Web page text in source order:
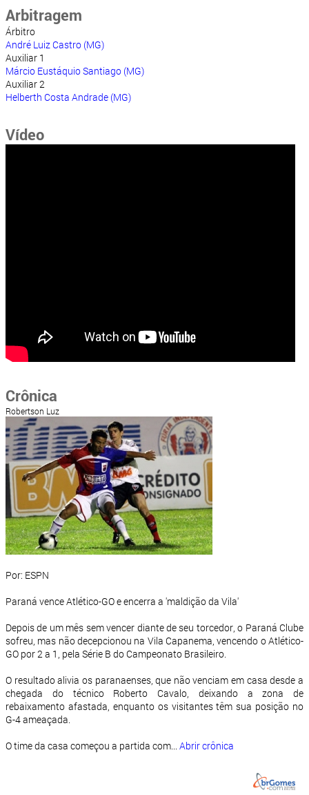
Arbitragem
Árbitro
André Luiz Castro (MG)
Auxiliar 1
Márcio Eustáquio Santiago (MG)
Auxiliar 2
Helberth Costa Andrade (MG)
Vídeo
Crônica
Robertson Luz
Por: ESPN
Paraná vence Atlético-GO e encerra a 'maldição da Vila'
Depois de um mês sem vencer diante de seu torcedor, o Paraná Clube
sofreu, mas não decepcionou na Vila Capanema, vencendo o Atlético-
GO por 2 a 1, pela Série B do Campeonato Brasileiro.
O resultado alivia os paranaenses, que não venciam em casa desde a
chegada do técnico Roberto Cavalo, deixando a zona de
rebaixamento afastada, enquanto os visitantes têm sua posição no
G-4 ameaçada.
O time da casa começou a partida com... Abrir crônica